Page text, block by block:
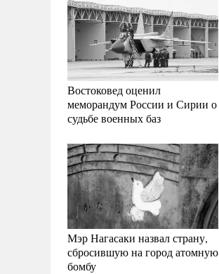
Востоковед оценил
меморандум России и Сирии о
судьбе военных баз
Мэр Нагасаки назвал страну,
сбросившую на город атомную
бомбу